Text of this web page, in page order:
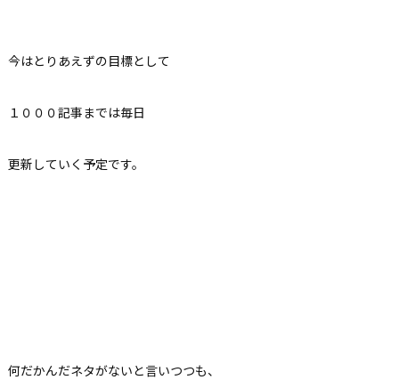
今はとりあえずの目標として
１０００記事までは毎日
更新していく予定です。
何だかんだネタがないと言いつつも、